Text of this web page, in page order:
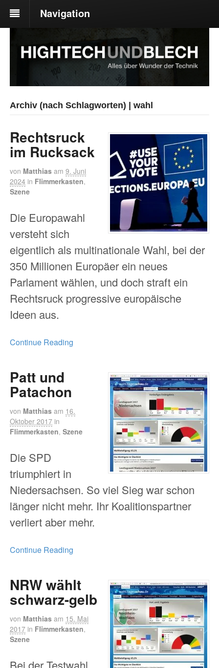
Navigation
Archiv (nach Schlagworten) | wahl
Rechtsruck
im Rucksack
von Matthias am 9. Juni
2024 in Flimmerkasten,
Szene
Die Europawahl
versteht sich
eigentlich als multinationale Wahl, bei der
350 Millionen Europäer ein neues
Parlament wählen, und doch straft ein
Rechtsruck progressive europäische
Ideen aus.
Continue Reading
Patt und
Patachon
von Matthias am 16.
Oktober 2017 in
Flimmerkasten, Szene
Die SPD
triumphiert in
Niedersachsen. So viel Sieg war schon
länger nicht mehr. Ihr Koalitionspartner
verliert aber mehr.
Continue Reading
NRW wählt
schwarz-gelb
von Matthias am 15. Mai
2017 in Flimmerkasten,
Szene
Bei der Testwahl